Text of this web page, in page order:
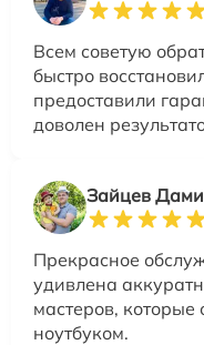
Всем советую
быстро
предоставили
доволен
Зайцев
Прекрасное
удивлена
мастеров,
ноутбуком.